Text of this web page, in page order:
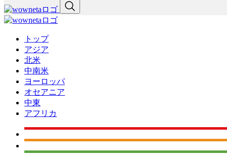
トップ
アジア
北米
中南米
ヨーロッパ
オセアニア
中東
アフリカ